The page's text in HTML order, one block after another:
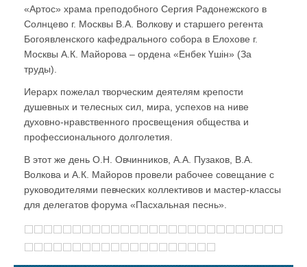
«Артос» храма преподобного Сергия Радонежского в
Солнцево г. Москвы В.А. Волкову и старшего регента
Богоявленского кафедрального собора в Елохове г.
Москвы А.К. Майорова – ордена «Енбек Үшiн» (За
труды).
Иерарх пожелал творческим деятелям крепости
душевных и телесных сил, мира, успехов на ниве
духовно-нравственного просвещения общества и
профессионального долголетия.
В этот же день О.Н. Овчинников, А.А. Пузаков, В.А.
Волкова и А.К. Майоров провели рабочее совещание с
руководителями певческих коллективов и мастер-классы
для делегатов форума «Пасхальная песнь».